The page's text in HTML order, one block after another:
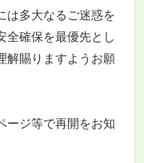
は多大なるご迷惑を
全確保を最優先とし
解賜りますようお願
ージ等で再開をお知